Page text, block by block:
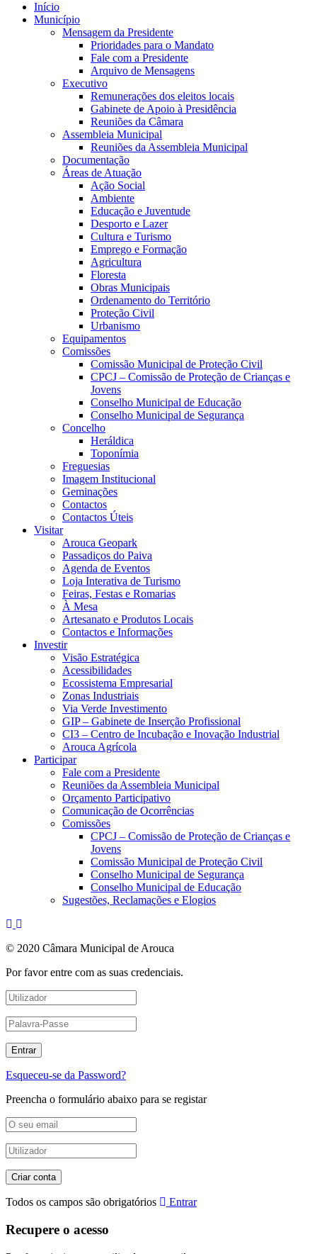
Início
Município
Mensagem da Presidente
Prioridades para o Mandato
Fale com a Presidente
Arquivo de Mensagens
Executivo
Remunerações dos eleitos locais
Gabinete de Apoio à Presidência
Reuniões da Câmara
Assembleia Municipal
Reuniões da Assembleia Municipal
Documentação
Áreas de Atuação
Ação Social
Ambiente
Educação e Juventude
Desporto e Lazer
Cultura e Turismo
Emprego e Formação
Agricultura
Floresta
Obras Municipais
Ordenamento do Território
Proteção Civil
Urbanismo
Equipamentos
Comissões
Comissão Municipal de Proteção Civil
CPCJ – Comissão de Proteção de Crianças e
Jovens
Conselho Municipal de Educação
Conselho Municipal de Segurança
Concelho
Heráldica
Toponímia
Freguesias
Imagem Institucional
Geminações
Contactos
Contactos Úteis
Visitar
Arouca Geopark
Passadiços do Paiva
Agenda de Eventos
Loja Interativa de Turismo
Feiras, Festas e Romarias
À Mesa
Artesanato e Produtos Locais
Contactos e Informações
Investir
Visão Estratégica
Acessibilidades
Ecossistema Empresarial
Zonas Industriais
Via Verde Investimento
GIP – Gabinete de Inserção Profissional
CI3 – Centro de Incubação e Inovação Industrial
Arouca Agrícola
Participar
Fale com a Presidente
Reuniões da Assembleia Municipal
Orçamento Participativo
Comunicação de Ocorrências
Comissões
CPCJ – Comissão de Proteção de Crianças e
Jovens
Comissão Municipal de Proteção Civil
Conselho Municipal de Segurança
Conselho Municipal de Educação
Sugestões, Reclamações e Elogios
© 2020 Câmara Municipal de Arouca
Por favor entre com as suas credenciais.
Esqueceu-se da Password?
Preencha o formulário abaixo para se registar
Todos os campos são obrigatórios Entrar
Recupere o acesso